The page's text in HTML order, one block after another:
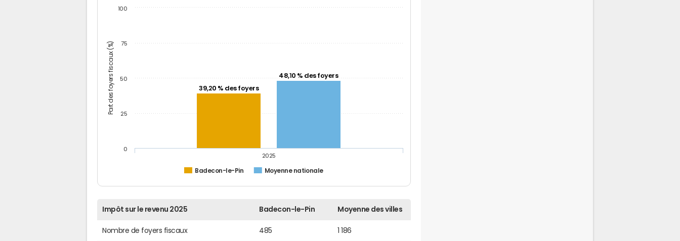
Part des foyers fiscaux (%) 39,20 % des foyers
48,10 % des foyers
Badecon-le-Pin Moyenne nationale
2025
0
25
50
75
100
Impôt sur le revenu 2025 Badecon-le-Pin Moyenne des villes
Nombre de foyers fiscaux 485 1 186